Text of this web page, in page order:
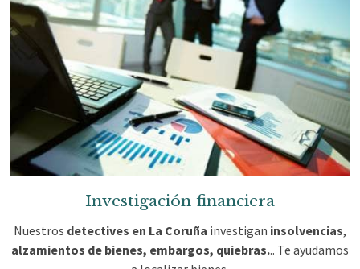
Investigación financiera
Nuestros detectives en La Coruña investigan insolvencias,
alzamientos de bienes, embargos, quiebras... Te ayudamos